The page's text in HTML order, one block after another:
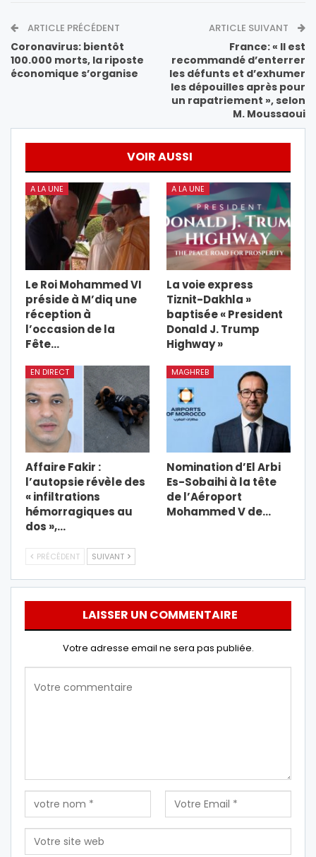
ARTICLE PRÉCÉDENT
Coronavirus: bientôt
100.000 morts, la riposte
économique s’organise
ARTICLE SUIVANT
France: « Il est
recommandé d’enterrer
les défunts et d’exhumer
les dépouilles après pour
un rapatriement », selon
M. Moussaoui
VOIR AUSSI
A LA UNE
Le Roi Mohammed VI
préside à M’diq une
réception à
l’occasion de la
Fête…
A LA UNE
La voie express
Tiznit-Dakhla »
baptisée « President
Donald J. Trump
Highway »
EN DIRECT
Affaire Fakir :
l’autopsie révèle des
« infiltrations
hémorragiques au
dos »,…
MAGHREB
Nomination d’El Arbi
Es-Sobaihi à la tête
de l’Aéroport
Mohammed V de…
PRÉCÉDENT SUIVANT
LAISSER UN COMMENTAIRE
Votre adresse email ne sera pas publiée.